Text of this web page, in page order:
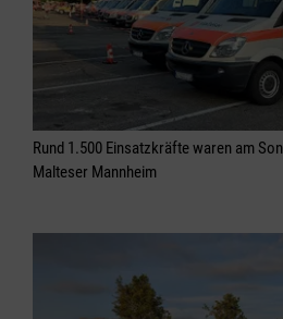
Rund 1.500 Einsatzkräfte waren am
Malteser Mannheim